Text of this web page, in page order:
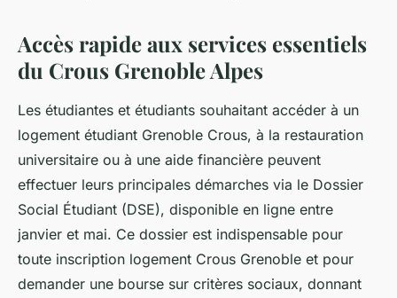
Accès rapide aux services essentiels
du Crous Grenoble Alpes
Les étudiantes et étudiants souhaitant accéder à un
logement étudiant Grenoble Crous, à la restauration
universitaire ou à une aide financière peuvent
effectuer leurs principales démarches via le Dossier
Social Étudiant (DSE), disponible en ligne entre
janvier et mai. Ce dossier est indispensable pour
toute inscription logement Crous Grenoble et pour
demander une bourse sur critères sociaux, donnant